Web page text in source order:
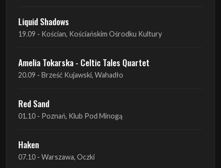
Liquid Shadows
19.09 - Kościan, Kościańskim Ośrodku Kultury
Amelia Tokarska - Celtic Tales Quartet
20.09 - Brześć Kujawski, Wahadło
Red Sand
01.10 - Poznań, Klub Pod Minogą
Haken
07.10 - Warszawa, Oczki